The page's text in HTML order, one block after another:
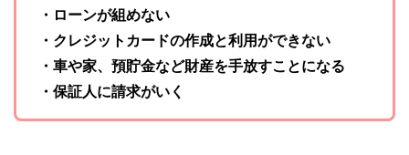
・ローンが組めない
・クレジットカードの作成と利用ができない
・車や家、預貯金など財産を手放すことになる
・保証人に請求がいく